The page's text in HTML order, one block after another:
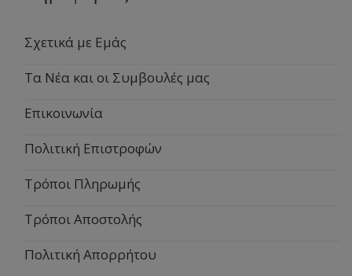
Σχετικά με Εμάς
Τα Νέα και οι Συμβουλές μας
Επικοινωνία
Πολιτική Επιστροφών
Τρόποι Πληρωμής
Τρόποι Αποστολής
Πολιτική Απορρήτου